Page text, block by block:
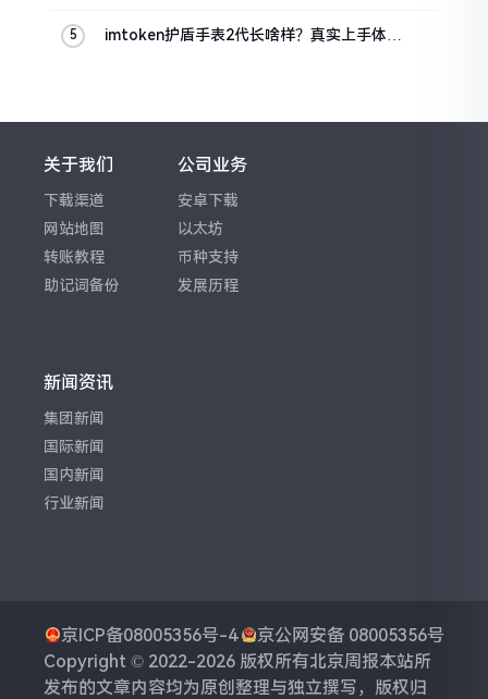
imtoken护盾手表2代长啥样？真实上手体验
关于我们
下载渠道
网站地图
转账教程
助记词备份
公司业务
安卓下载
以太坊
币种支持
发展历程
新闻资讯
集团新闻
国际新闻
国内新闻
行业新闻
京ICP备08005356号-4
京公网安备 08005356号
Copyright © 2022-2026 版权所有北京周报本站所
发布的文章内容均为原创整理与独立撰写，版权归